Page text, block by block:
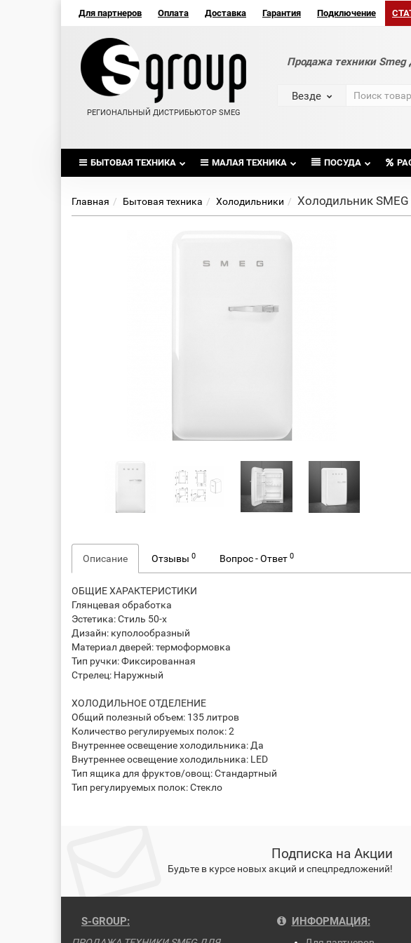
Для партнеров Оплата Доставка Гарантия Подключение
РЕГИОНАЛЬНЫЙ ДИСТРИБЬЮТОР SMEG
Продажа техники Smeg
Везде
БЫТОВАЯ ТЕХНИКА МАЛАЯ ТЕХНИКА ПОСУДА
Главная Бытовая техника Холодильники Холодильник SMEG
Описание Отзывы 0 Вопрос - Ответ 0
ОБЩИЕ ХАРАКТЕРИСТИКИ
Глянцевая обработка
Эстетика: Стиль 50-х
Дизайн: куполообразный
Материал дверей: термоформовка
Тип ручки: Фиксированная
Стрелец: Наружный
ХОЛОДИЛЬНОЕ ОТДЕЛЕНИЕ
Общий полезный объем: 135 литров
Количество регулируемых полок: 2
Внутреннее освещение холодильника: Да
Внутреннее освещение холодильника: LED
Тип ящика для фруктов/овощ: Стандартный
Тип регулируемых полок: Стекло
Подписка на Акции
Будьте в курсе новых акций и спецпредложений!
S-GROUP: ИНФОРМАЦИЯ: